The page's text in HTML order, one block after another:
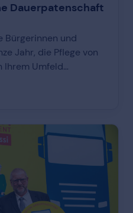
Dauerpatenschaft
Bürgerinnen und
Jahr, die Pflege von
Ihrem Umfeld
bereit sind, sich für
Einsatz dazu
sauber bleibt.